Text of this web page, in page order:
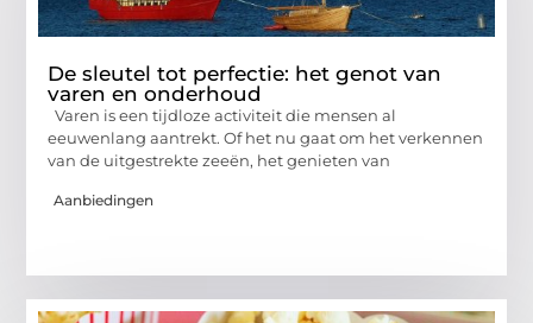
De sleutel tot perfectie: het genot van
varen en onderhoud
Varen is een tijdloze activiteit die mensen al
eeuwenlang aantrekt. Of het nu gaat om het verkennen
van de uitgestrekte zeeën, het genieten van
Aanbiedingen